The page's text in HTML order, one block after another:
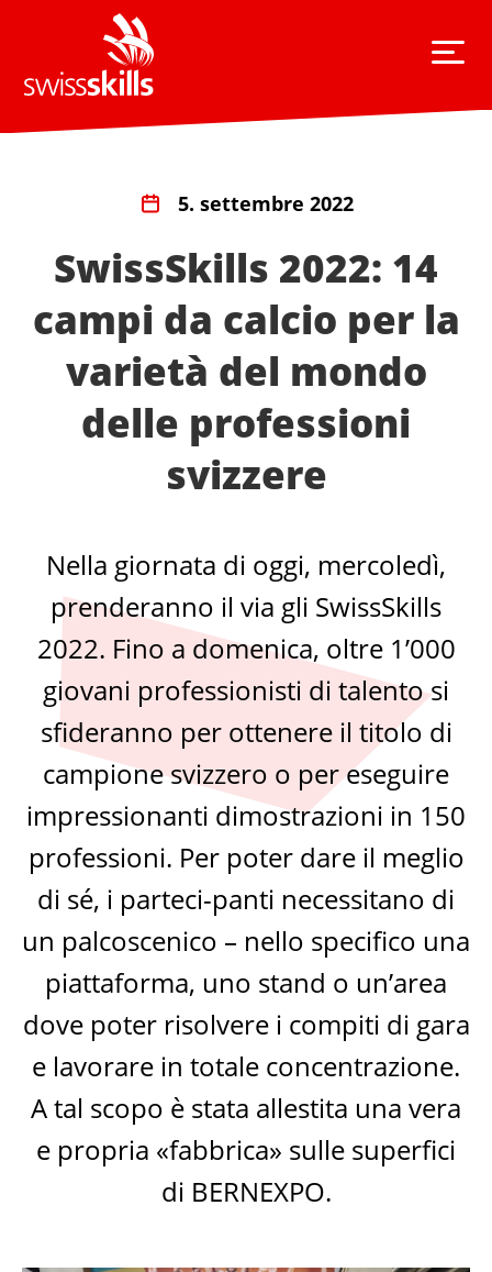
5. settembre 2022
SwissSkills 2022: 14
campi da calcio per la
varietà del mondo
delle professioni
svizzere
Nella giornata di oggi, mercoledì,
prenderanno il via gli SwissSkills
2022. Fino a domenica, oltre 1’000
giovani professionisti di talento si
sfideranno per ottenere il titolo di
campione svizzero o per eseguire
impressionanti dimostrazioni in 150
professioni. Per poter dare il meglio
di sé, i parteci-panti necessitano di
un palcoscenico – nello specifico una
piattaforma, uno stand o un’area
dove poter risolvere i compiti di gara
e lavorare in totale concentrazione.
A tal scopo è stata allestita una vera
e propria «fabbrica» sulle superfici
di BERNEXPO.